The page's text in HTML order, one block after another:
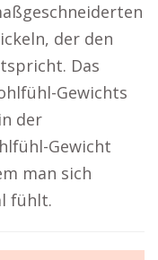
der den
Das
Gewichts
der
Gewicht
man sich
fühlt.